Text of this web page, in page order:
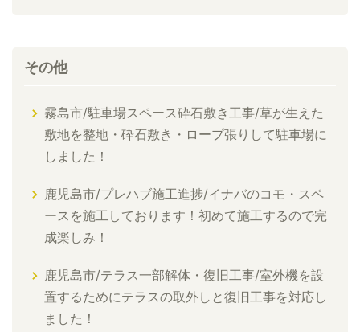
その他
霧島市/駐車場スペース砕石敷き工事/草が生えた
敷地を整地・砕石敷き・ロープ張りして駐車場に
しました！
鹿児島市/プレハブ施工進捗/イナバのコモ・スペ
ースを施工しております！初めて施工するので完
成楽しみ！
鹿児島市/テラス一部解体・復旧工事/室外機を設
置するためにテラスの取外しと復旧工事を対応し
ました！